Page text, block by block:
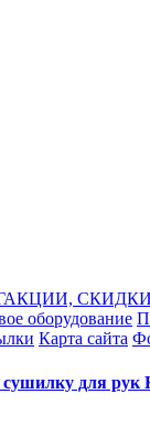
АКЦИИ, СКИДКИ
оборудование
Карта сайта
для рук